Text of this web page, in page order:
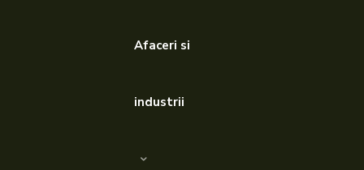
Afaceri si
industrii